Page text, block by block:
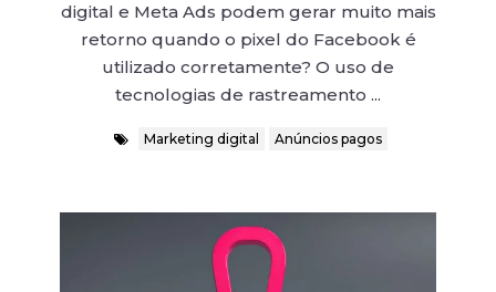
digital e Meta Ads podem gerar muito mais
retorno quando o pixel do Facebook é
utilizado corretamente? O uso de
tecnologias de rastreamento ...
Marketing digital Anúncios pagos